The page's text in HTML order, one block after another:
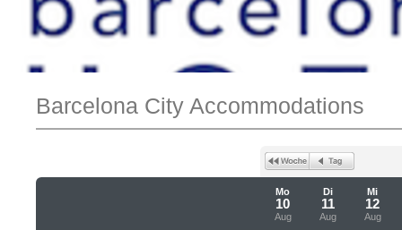
Barcelona City Accommodations
Mo
10
Aug
Di
11
Aug
Mi
12
Aug